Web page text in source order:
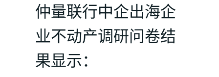
仲量联行中企出海企
业不动产调研问卷结
果显示：